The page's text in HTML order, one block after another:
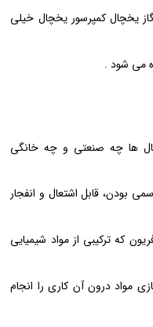
یخچال کمپرسور یخچال خیلی
می شود .
ها چه صنعتی و چه خانگی
بودن، قابل اشتعال و انفجار
که ترکیبی از مواد شیمیایی
مواد درون آن کاری را انجام